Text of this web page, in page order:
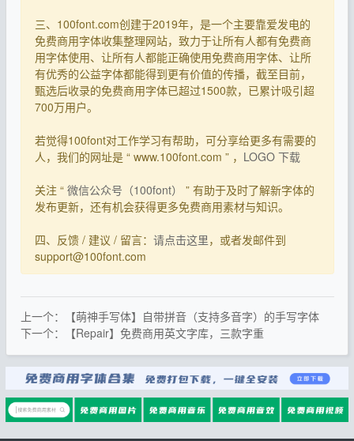
三、100font.com创建于2019年，是一个主要靠爱发电的
免费商用字体收集整理网站，致力于让所有人都有免费商
用字体使用、让所有人都能正确使用免费商用字体、让所
有优秀的公益字体都能得到更有价值的传播，截至目前，
甄选后收录的免费商用字体已超过1500款，已累计吸引超
700万用户。
若觉得100font对工作学习有帮助，可分享给更多有需要的
人，我们的网址是 “ www.100font.com ” ， LOGO 下载
关注 “ 微信公众号（100font）
” 有助于及时了解新字体的
发布更新，还有机会获得更多免费商用素材与知识。
四、反馈 / 建议 / 留言： 请点击这里，或者发邮件到
support@100font.com
上一个：【萌神手写体】自带拼音（支持多音字）的手写字体
下一个：【Repair】免费商用英文字库，三款字重